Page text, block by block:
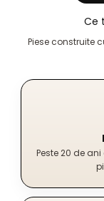
Ce
Piese construite
Peste 20 de